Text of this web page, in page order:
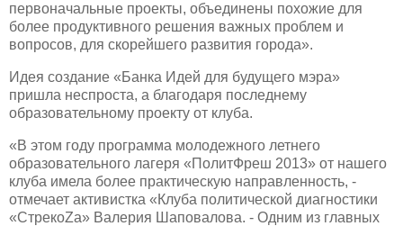
первоначальные проекты, объединены похожие для
более продуктивного решения важных проблем и
вопросов, для скорейшего развития города».
Идея создание «Банка Идей для будущего мэра»
пришла неспроста, а благодаря последнему
образовательному проекту от клуба.
«В этом году программа молодежного летнего
образовательного лагеря «ПолитФреш 2013» от нашего
клуба имела более практическую направленность, -
отмечает активистка «Клуба политической диагностики
«СтрекоZа» Валерия Шаповалова. - Одним из главных